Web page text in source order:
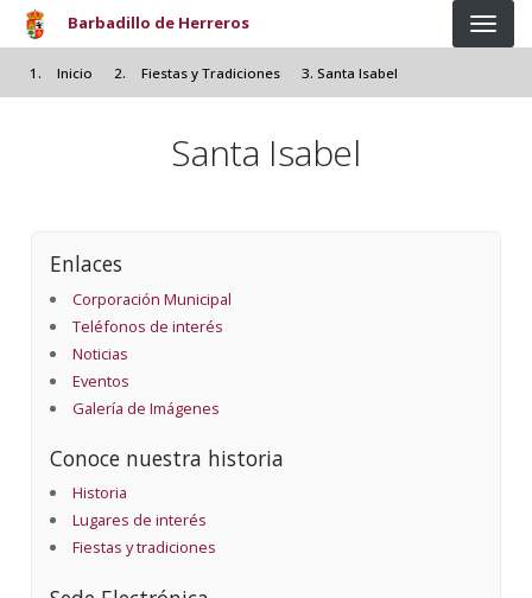
Pasar al contenido principal
Barbadillo de Herreros
Inicio Fiestas y Tradiciones Santa Isabel
Santa Isabel
Enlaces
Corporación Municipal
Teléfonos de interés
Noticias
Eventos
Galería de Imágenes
Conoce nuestra historia
Historia
Lugares de interés
Fiestas y tradiciones